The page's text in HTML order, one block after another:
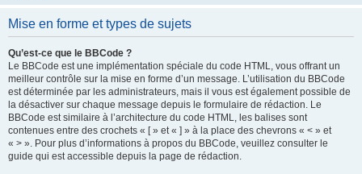
Mise en forme et types de sujets
Qu’est-ce que le BBCode ?
Le BBCode est une implémentation spéciale du code HTML, vous offrant un
meilleur contrôle sur la mise en forme d’un message. L’utilisation du BBCode
est déterminée par les administrateurs, mais il vous est également possible de
la désactiver sur chaque message depuis le formulaire de rédaction. Le
BBCode est similaire à l’architecture du code HTML, les balises sont
contenues entre des crochets « [ » et « ] » à la place des chevrons « < » et
« > ». Pour plus d’informations à propos du BBCode, veuillez consulter le
guide qui est accessible depuis la page de rédaction.